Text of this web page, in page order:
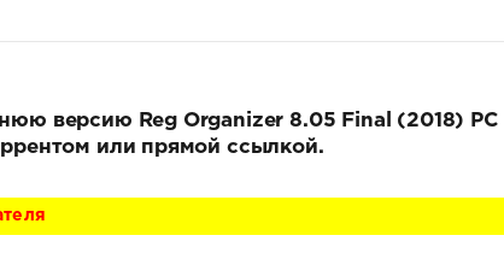
версию Reg Organizer 8.05 Final (2018) PC |
или прямой ссылкой.